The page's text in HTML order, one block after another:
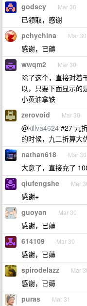
godscy Mar 30
已领取，感谢
pchychina Mar 30
感谢，已薅
wwqm2 Mar 30
除了这个，直接对着
以，只要下面显示的
小黄油拿铁
zerovoid Mar 30
@killva4624 #27 九
的时候，九二折算大
nathan618 Mar 30
大意了，直接充了
qiufengshe Mar
感谢+
guoyan Mar 30
感谢，已薅
614109 Mar 30
感谢，已薅
spirodelazz Mar
感谢，已薅
puras Mar 31